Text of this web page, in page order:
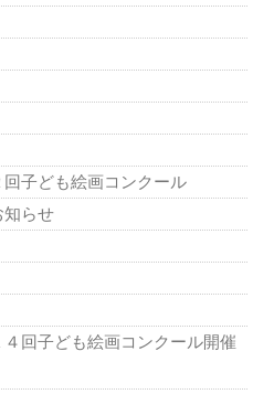
子ども絵画コンクール
知らせ
４回子ども絵画コンクール開催